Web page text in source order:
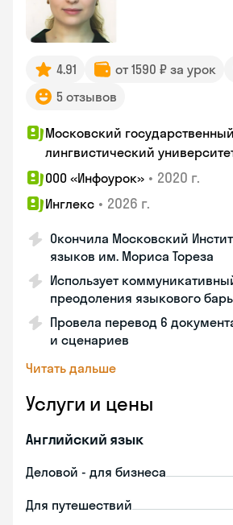
4.91 от 1590 ₽ за урок
5 отзывов
Московский государственный
лингвистический
ООО «Инфоурок» • 2020 г.
Инглекс • 2026 г.
Окончила Московский
языков им. Мориса Тореза
Использует
преодоления языкового
Провела перевод 6
и сценариев
Читать дальше
Услуги и цены
Английский язык
Деловой - для бизнеса
Для путешествий